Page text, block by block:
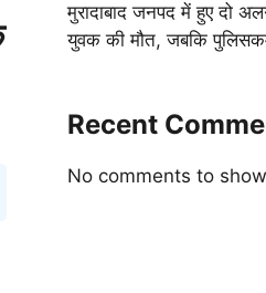
मुरादाबाद जनपद में हुए दो
युवक की मौत, जबकि
Recent
No comments to